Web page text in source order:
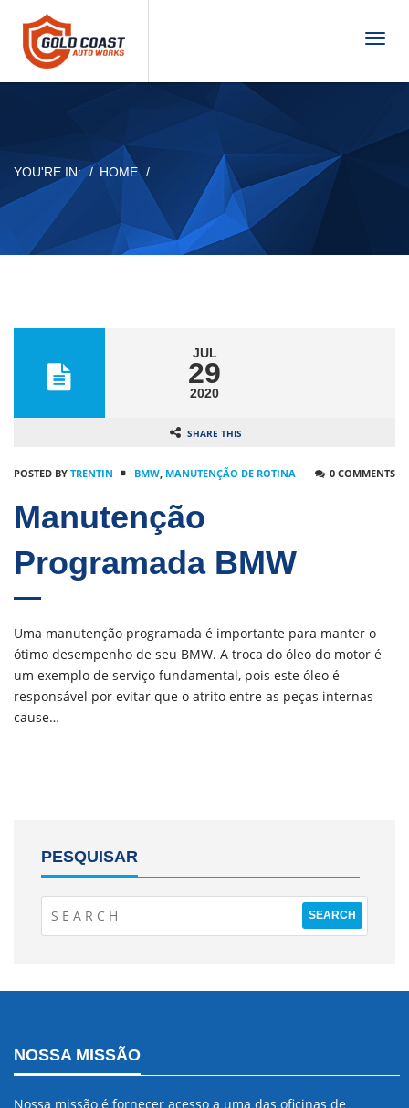
T
g
e
YOU'RE IN: HOME
JUL
29
2020
SHARE THIS
POSTED BY TRENTIN BMW, MANUTENÇÃO DE ROTINA 0 COMMENTS
Manutenção
Programada BMW
Uma manutenção programada é importante para manter o
ótimo desempenho de seu BMW. A troca do óleo do motor é
um exemplo de serviço fundamental, pois este óleo é
responsável por evitar que o atrito entre as peças internas
cause…
PESQUISAR
NOSSA MISSÃO
Nossa missão é fornecer acesso a uma das oficinas de